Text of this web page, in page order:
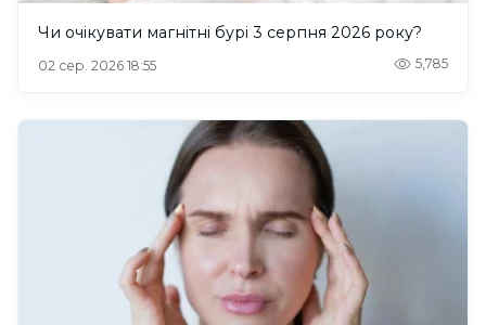
Чи очікувати магнітні бурі 3 серпня 2026 року?
02 сер. 2026 18:55 5,785